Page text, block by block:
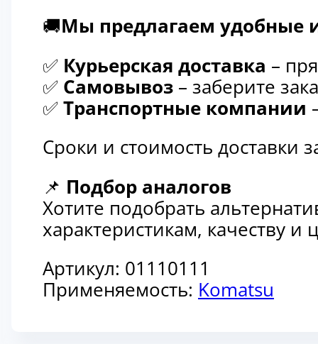
🚚Мы предлагаем удобные
✅ Курьерская доставка –
✅ Самовывоз – заберите
✅ Транспортные компании
Сроки и стоимость доставки
📌 Подбор аналогов
Хотите подобрать
характеристикам, качеству
Артикул: 01110111
Применяемость: Komatsu